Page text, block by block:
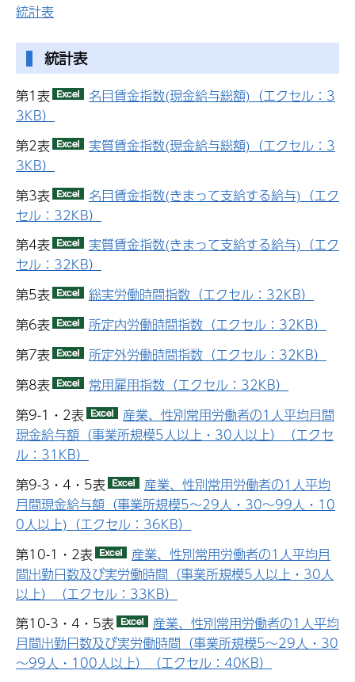
統計表
統計表
第1表
名目賃金指数(現金給与総額)（エクセル：3
3KB）
第2表
実質賃金指数(現金給与総額)（エクセル：3
3KB）
第3表
名目賃金指数(きまって支給する給与)（エク
セル：32KB）
第4表
実質賃金指数(きまって支給する給与)（エク
セル：32KB）
第5表
総実労働時間指数（エクセル：32KB）
第6表
所定内労働時間指数（エクセル：32KB）
第7表
所定外労働時間指数（エクセル：32KB）
第8表
常用雇用指数（エクセル：32KB）
第9-1・2表
産業、性別常用労働者の1人平均月間
現金給与額（事業所規模5人以上・30人以上）（エクセ
ル：31KB）
第9-3・4・5表
産業、性別常用労働者の1人平均
月間現金給与額（事業所規模5～29人・30～99人・10
0人以上)（エクセル：36KB）
第10-1・2表
産業、性別常用労働者の1人平均月
間出勤日数及び実労働時間（事業所規模5人以上・30人
以上）（エクセル：33KB）
第10-3・4・5表
産業、性別常用労働者の1人平均
月間出勤日数及び実労働時間（事業所規模5～29人・30
～99人・100人以上）（エクセル：40KB）